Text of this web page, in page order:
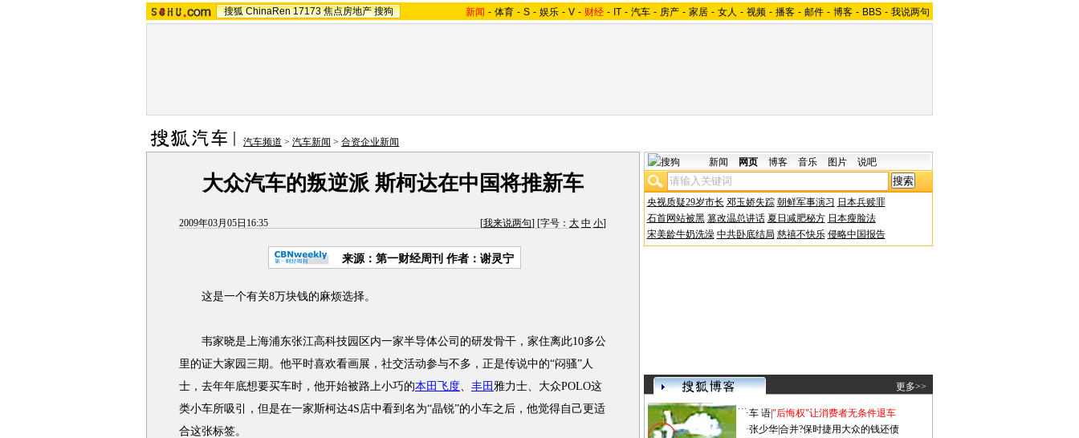
搜狐 ChinaRen 17173 焦点房地产 搜狗 新闻 - 体育 - S - 娱乐 - V - 财经 - IT - 汽车 - 房产 - 家居 - 女人 - 视频 - 播客 - 邮件 - 博客 - BBS - 我说两句
汽车频道 > 汽车新闻 > 合资企业新闻
大众汽车的叛逆派 斯柯达在中国将推新车
2009年03月05日16:35 [我来说两句] [字号： 大 中 小]
来源： 第一财经周刊 作者：谢灵宁
这是一个有关8万块钱的麻烦选择。
韦家晓是上海浦东张江高科技园区内一家半导体公司的研发骨干，家住离此10多公
里的证大家园三期。他平时喜欢看画展，社交活动参与不多，正是传说中的“闷骚”人
士，去年年底想要买车时，他开始被路上小巧的本田飞度、 丰田 雅力士、大众POLO这
类小车所吸引，但是在一家斯柯达4S店中看到名为“晶锐”的小车之后，他觉得自己更适
合这张标签。
新闻 网页 博客 音乐 图片 说吧
央视质疑29岁市长 邓玉娇失踪 朝鲜军事演习 日本兵赎罪
石首网站被黑 篡改温总讲话 夏日减肥秘方 日本瘦脸法
宋美龄牛奶洗澡 中共卧底结局 慈禧不快乐 侵略中国报告
更多>>
·车 语|"后悔权"让消费者无条件退车
·张少华|合并?保时捷用大众的钱还债